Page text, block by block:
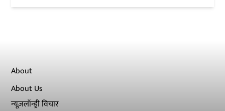
About
About Us
न्यूज़लॉन्ड्री विचार